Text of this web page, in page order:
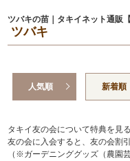
ツバキの苗｜タキイネット通販【
ツバキ
人気順 新着順
タキイ友の会について特典を見る
友の会に入会すると、友の会割
（※ガーデニンググッズ（農園